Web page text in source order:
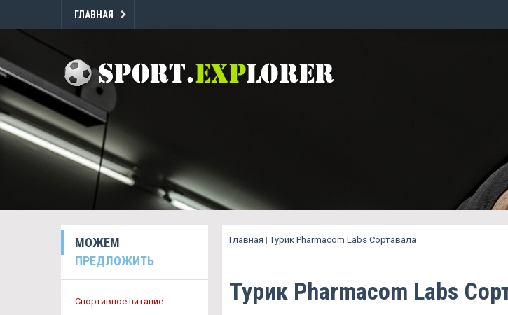
ГЛАВНАЯ
МОЖЕМ
ПРЕДЛОЖИТЬ
Спортивное питание
Главная |Турик Pharmacom Labs Сортавала
Турик Pharmacom Labs